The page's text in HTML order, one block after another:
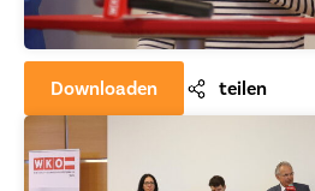
Downloaden teilen